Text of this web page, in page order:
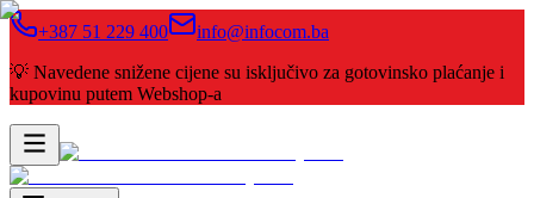
+387 51 229 400
info@infocom.ba
💡 Navedene snižene cijene su isključivo za gotovinsko plaćanje i
kupovinu putem Webshop-a